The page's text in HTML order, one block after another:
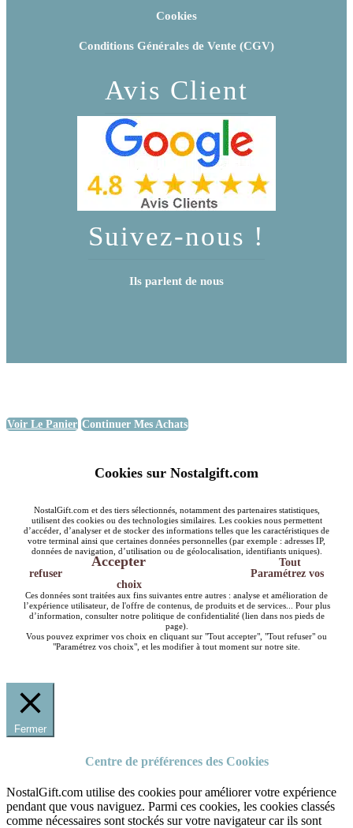
Cookies
Conditions Générales de Vente (CGV)
Avis Client
Suivez-nous !
Ils parlent de nous
Voir Le Panier Continuer Mes Achats
Cookies sur Nostalgift.com
NostalGift.com et des tiers sélectionnés, notamment des partenaires statistiques,
utilisent des cookies ou des technologies similaires. Les cookies nous permettent
d’accéder, d’analyser et de stocker des informations telles que les caractéristiques de
votre terminal ainsi que certaines données personnelles (par exemple : adresses IP,
données de navigation, d’utilisation ou de géolocalisation, identifiants uniques).
Accepter
Tout
refuser
Paramétrez vos
choix
Ces données sont traitées aux fins suivantes entre autres : analyse et amélioration de
l’expérience utilisateur, de l'offre de contenus, de produits et de services... Pour plus
d’information, consulter notre politique de confidentialité (lien dans nos pieds de
page).
Vous pouvez exprimer vos choix en cliquant sur "Tout accepter", "Tout refuser" ou
"Paramétrez vos choix", et les modifier à tout moment sur notre site.
Fermer
Centre de préférences des Cookies
NostalGift.com utilise des cookies pour améliorer votre expérience
pendant que vous naviguez. Parmi ces cookies, les cookies classés
comme nécessaires sont stockés sur votre navigateur car ils sont